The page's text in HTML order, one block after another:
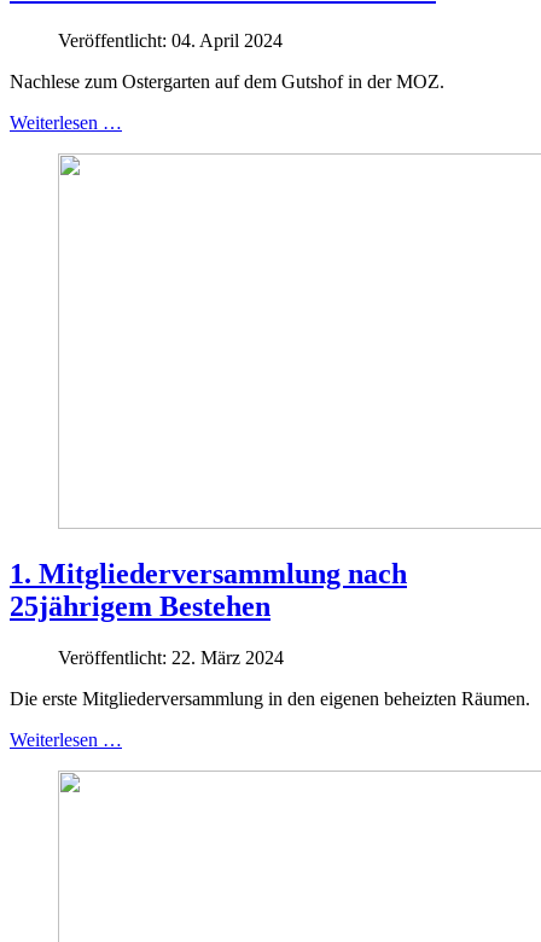
Veröffentlicht: 04. April 2024
Nachlese zum Ostergarten auf dem Gutshof in der MOZ.
Weiterlesen …
1. Mitgliederversammlung nach
25jährigem Bestehen
Veröffentlicht: 22. März 2024
Die erste Mitgliederversammlung in den eigenen beheizten Räumen.
Weiterlesen …